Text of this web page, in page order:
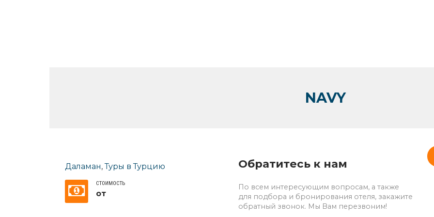
NAVY
Даламан,Туры в Турцию
СТОИМОСТЬ
от
Обратитесь к нам
По всем интересующим вопросам, а также
для подбора и бронирования отеля, закажите
обратный звонок. Мы Вам перезвоним!